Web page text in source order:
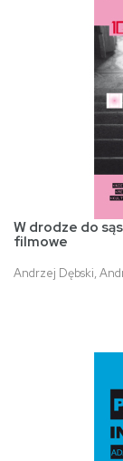
W drodze do
filmowe
Andrzej Dębski,